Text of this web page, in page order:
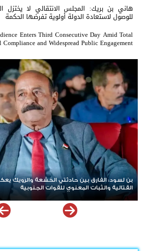
هاني بن بريك: المجلس الانتقالي لا يختزل
للوصول لاستعادة الدولة أولوية تفرضها الحكمة
Enters Third Consecutive Day Amid Total
and Widespread Public Engagement.
هاني بن بريك: المجلس الانتقالي لا يختزل
للوصول لاستعادة الدولة أولوية تفرضها الحكمة